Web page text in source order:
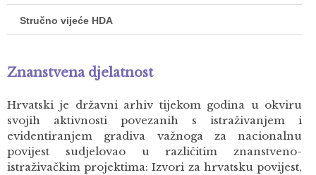
Stručno vijeće HDA
Znanstvena djelatnost
Hrvatski je državni arhiv tijekom godina u okviru
svojih aktivnosti povezanih s istraživanjem i
evidentiranjem gradiva važnoga za nacionalnu
povijest sudjelovao u različitim znanstveno-
istraživačkim projektima: Izvori za hrvatsku povijest,